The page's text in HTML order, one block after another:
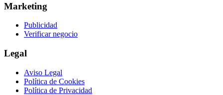
Marketing
Publicidad
Verificar negocio
Legal
Aviso Legal
Política de Cookies
Política de Privacidad